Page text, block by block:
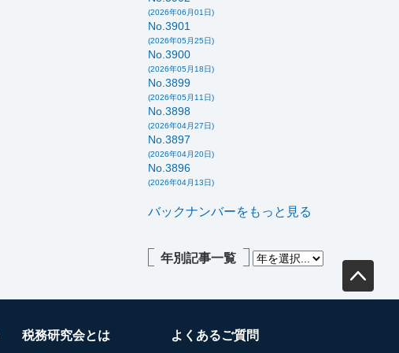
(2026年06月01日)
No.3901
(2026年05月25日)
No.3900
(2026年05月18日)
No.3899
(2026年05月11日)
No.3898
(2026年04月27日)
No.3897
(2026年04月20日)
No.3896
(2026年04月13日)
バックナンバーをもっと見る
年別記事一覧
税務研究会とは よくあるご質問